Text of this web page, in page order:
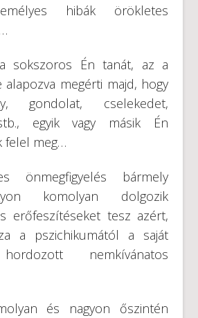
hibák örökletes
sokszoros Én tanát, az a
alapozva megérti majd, hogy
gondolat, cselekedet,
egyik vagy másik Én
felel meg…
önmegfigyelés bármely
komolyan dolgozik
erőfeszítéseket tesz azért,
a pszichikumától a saját
nemkívánatos
és nagyon őszintén